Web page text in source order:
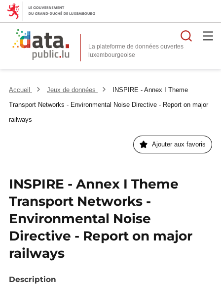
La plateforme de données ouvertes
Accueil Jeux de données
INSPIRE - Annex I Theme
Transport Networks - Environmental Noise Directive - Report on major
railways
Ajouter aux favoris
INSPIRE - Annex I Theme
Transport Networks -
Environmental Noise
Directive - Report on major
railways
Description